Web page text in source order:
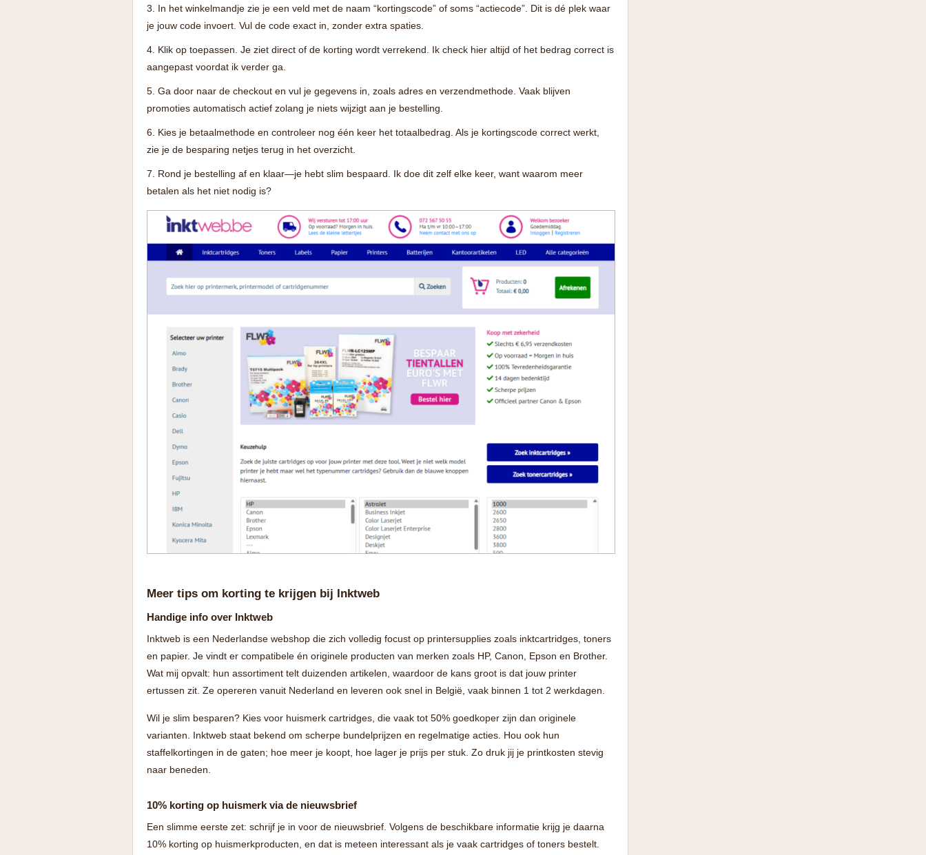
In het winkelmandje zie je een veld met de naam “kortingscode” of soms “actiecode”. Dit is dé plek waar
je jouw code invoert. Vul de code exact in, zonder extra spaties.
Klik op toepassen. Je ziet direct of de korting wordt verrekend. Ik check hier altijd of het bedrag correct is
aangepast voordat ik verder ga.
Ga door naar de checkout en vul je gegevens in, zoals adres en verzendmethode. Vaak blijven
promoties automatisch actief zolang je niets wijzigt aan je bestelling.
Kies je betaalmethode en controleer nog één keer het totaalbedrag. Als je kortingscode correct werkt,
zie je de besparing netjes terug in het overzicht.
Rond je bestelling af en klaar—je hebt slim bespaard. Ik doe dit zelf elke keer, want waarom meer
betalen als het niet nodig is?
Meer tips om korting te krijgen bij Inktweb
Handige info over Inktweb
Inktweb is een Nederlandse webshop die zich volledig focust op printersupplies zoals inktcartridges, toners
en papier. Je vindt er compatibele én originele producten van merken zoals HP, Canon, Epson en Brother.
Wat mij opvalt: hun assortiment telt duizenden artikelen, waardoor de kans groot is dat jouw printer
ertussen zit. Ze opereren vanuit Nederland en leveren ook snel in België, vaak binnen 1 tot 2 werkdagen.
Wil je slim besparen? Kies voor huismerk cartridges, die vaak tot 50% goedkoper zijn dan originele
varianten. Inktweb staat bekend om scherpe bundelprijzen en regelmatige acties. Hou ook hun
staffelkortingen in de gaten; hoe meer je koopt, hoe lager je prijs per stuk. Zo druk jij je printkosten stevig
naar beneden.
10% korting op huismerk via de nieuwsbrief
Een slimme eerste zet: schrijf je in voor de nieuwsbrief. Volgens de beschikbare informatie krijg je daarna
10% korting op huismerkproducten, en dat is meteen interessant als je vaak cartridges of toners bestelt.